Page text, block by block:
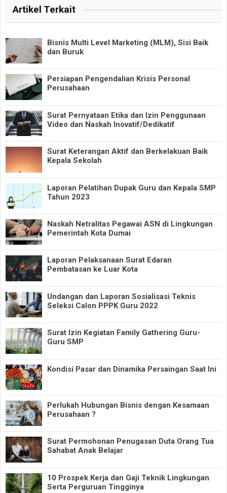
Artikel Terkait
Bisnis Multi Level Marketing (MLM), Sisi Baik
dan Buruk
Persiapan Pengendalian Krisis Personal
Perusahaan
Surat Pernyataan Etika dan Izin Penggunaan
Video dan Naskah Inovatif/Dedikatif
Surat Keterangan Aktif dan Berkelakuan Baik
Kepala Sekolah
Laporan Pelatihan Dupak Guru dan Kepala SMP
Tahun 2023
Naskah Netralitas Pegawai ASN di Lingkungan
Pemerintah Kota Dumai
Laporan Pelaksanaan Surat Edaran
Pembatasan ke Luar Kota
Undangan dan Laporan Sosialisasi Teknis
Seleksi Calon PPPK Guru 2022
Surat Izin Kegiatan Family Gathering Guru-
Guru SMP
Kondisi Pasar dan Dinamika Persaingan Saat Ini
Perlukah Hubungan Bisnis dengan Kesamaan
Perusahaan ?
Surat Permohonan Penugasan Duta Orang Tua
Sahabat Anak Belajar
10 Prospek Kerja dan Gaji Teknik Lingkungan
Serta Perguruan Tingginya